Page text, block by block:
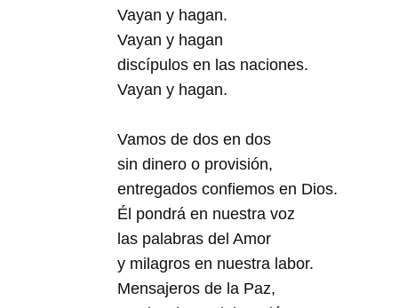
Vayan y hagan.
Vayan y hagan
discípulos en las naciones.
Vayan y hagan.
Vamos de dos en dos
sin dinero o provisión,
entregados confiemos en Dios.
Él pondrá en nuestra voz
las palabras del Amor
y milagros en nuestra labor.
Mensajeros de la Paz,